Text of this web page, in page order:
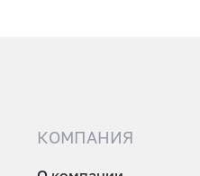
КОМПАНИЯ